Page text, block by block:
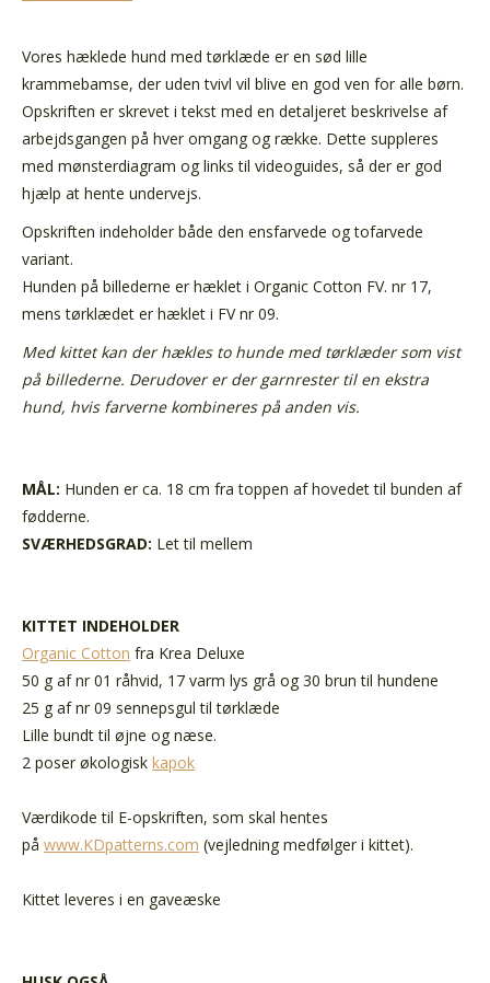
Vores hæklede hund med tørklæde er en sød lille
krammebamse, der uden tvivl vil blive en god ven for alle børn.
Opskriften er skrevet i tekst med en detaljeret beskrivelse af
arbejdsgangen på hver omgang og række. Dette suppleres
med mønsterdiagram og links til videoguides, så der er god
hjælp at hente undervejs.
Opskriften indeholder både den ensfarvede og tofarvede
variant.
Hunden på billederne er hæklet i Organic Cotton FV. nr 17,
mens tørklædet er hæklet i FV nr 09.
Med kittet kan der hækles to hunde med tørklæder som vist
på billederne. Derudover er der garnrester til en ekstra
hund, hvis farverne kombineres på anden vis.
MÅL: Hunden er ca. 18 cm fra toppen af hovedet til bunden af
fødderne.
SVÆRHEDSGRAD: Let til mellem
KITTET INDEHOLDER
Organic Cotton fra Krea Deluxe
50 g af nr 01 råhvid, 17 varm lys grå og 30 brun til hundene
25 g af nr 09 sennepsgul til tørklæde
Lille bundt til øjne og næse.
2 poser økologisk kapok
Værdikode til E-opskriften, som skal hentes
på www.KDpatterns.com (vejledning medfølger i kittet).
Kittet leveres i en gaveæske